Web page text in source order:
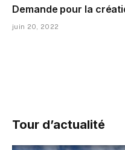
Demande pour la
juin 20, 2022
Tour d’actualité